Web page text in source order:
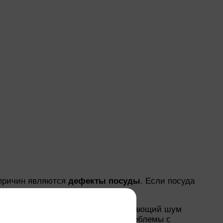
являются дефекты посуды. Если посуда
возникать шум.
до высоких температур, возникающий шум
это может указывать на проблемы с